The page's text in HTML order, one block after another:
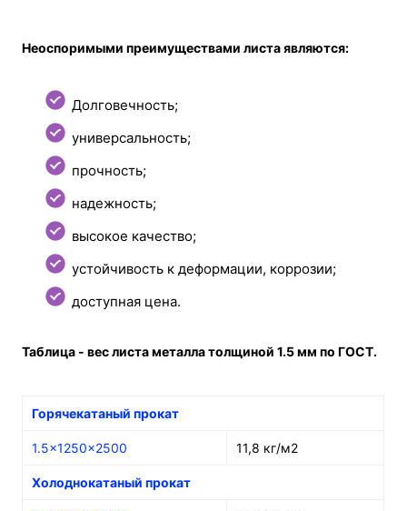
Неоспоримыми преимуществами листа являются:
Долговечность;
универсальность;
прочность;
надежность;
высокое качество;
устойчивость к деформации, коррозии;
доступная цена.
Таблица - вес листа металла толщиной 1.5 мм по ГОСТ.
Горячекатаный прокат
1.5x1250x2500 11,8 кг/м2
Холоднокатаный прокат